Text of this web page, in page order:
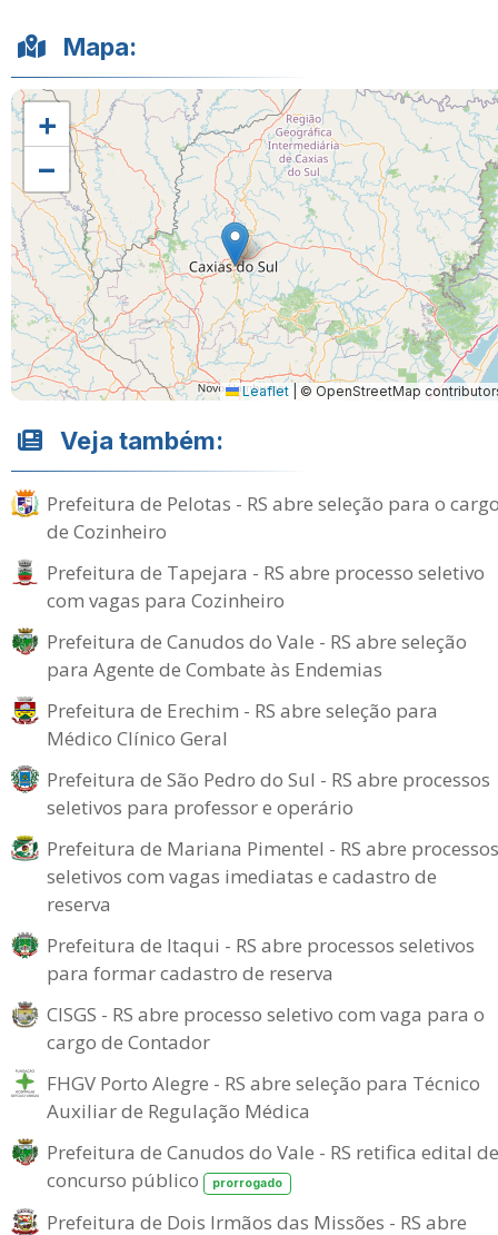
Mapa:
+
−
Leaflet © OpenStreetMap
Veja também:
Prefeitura de Pelotas - RS abre seleção para o
de Cozinheiro
Prefeitura de Tapejara - RS abre processo seletivo
com vagas para Cozinheiro
Prefeitura de Canudos do Vale - RS abre seleção
para Agente de Combate às Endemias
Prefeitura de Erechim - RS abre seleção para
Médico Clínico Geral
Prefeitura de São Pedro do Sul - RS abre processos
seletivos para professor e operário
Prefeitura de Mariana Pimentel - RS abre processos
seletivos com vagas imediatas e cadastro de
reserva
Prefeitura de Itaqui - RS abre processos seletivos
para formar cadastro de reserva
CISGS - RS abre processo seletivo com vaga para o
cargo de Contador
FHGV Porto Alegre - RS abre seleção para Técnico
Auxiliar de Regulação Médica
Prefeitura de Canudos do Vale - RS retifica edital de
concurso público
prorrogado
Prefeitura de Dois Irmãos das Missões - RS abre